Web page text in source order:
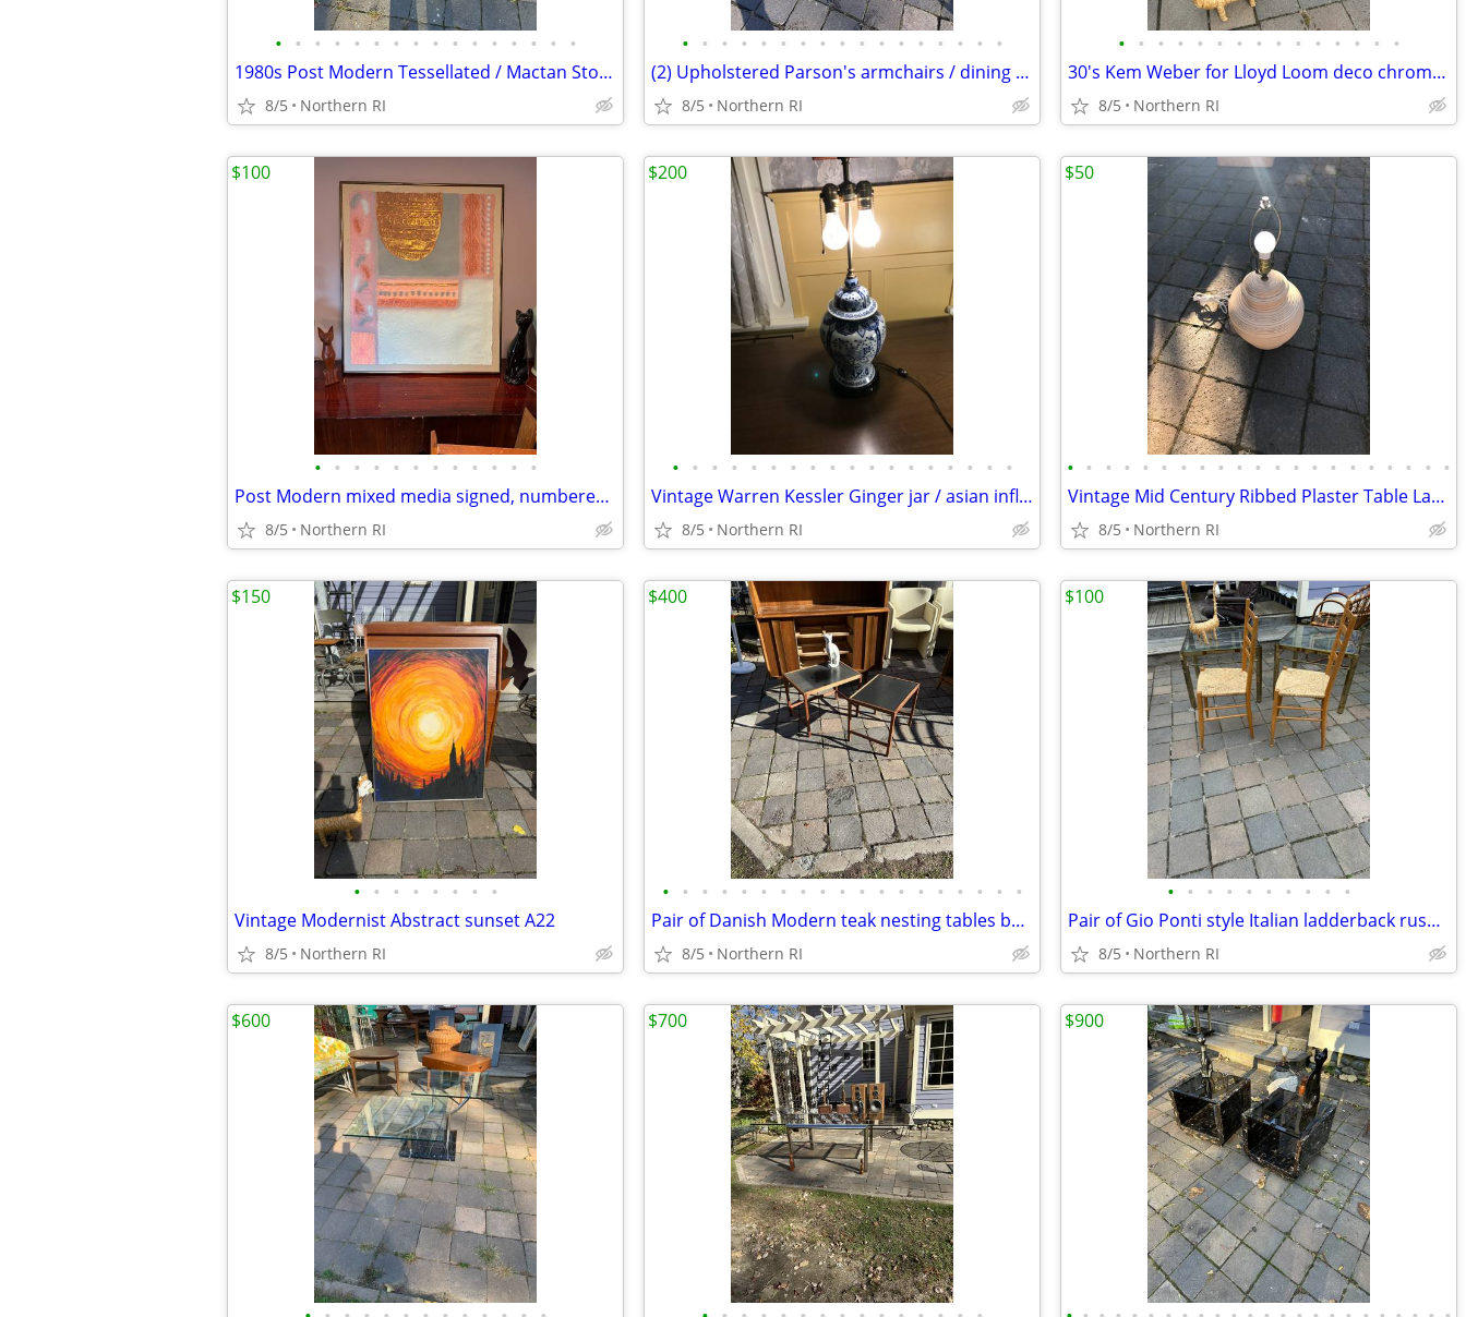
• • • • • • • • • • • • • • • •
1980s Post Modern Tessellated / Mactan Stone table lamp A436
8/5 Northern RI
• • • • • • • • • • • • • • • • •
(2) Upholstered Parson's armchairs / dining chairs A351
8/5 Northern RI
• • • • • • • • • • • • • • •
30's Kem Weber for Lloyd Loom deco chrome cantilever lounge chair A441
8/5 Northern RI
• • • • • • • • • • • •
Post Modern mixed media signed, numbered art A453
8/5 Northern RI
$100
• • • • • • • • • • • • • • • • • •
Vintage Warren Kessler Ginger jar / asian influence table lamp A171
8/5 Northern RI
$200
• • • • • • • • • • • • • • • • • • • • •
Vintage Mid Century Ribbed Plaster Table Lamp A152
8/5 Northern RI
$50
• • • • • • • •
Vintage Modernist Abstract sunset A22
8/5 Northern RI
$150
• • • • • • • • • • • • • • • • • • •
Pair of Danish Modern teak nesting tables by Kurt Ostervig A138
8/5 Northern RI
$400
• • • • • • • • • •
Pair of Gio Ponti style Italian ladderback rush seat chairs as-is A243
8/5 Northern RI
$100
$600 $700 $900